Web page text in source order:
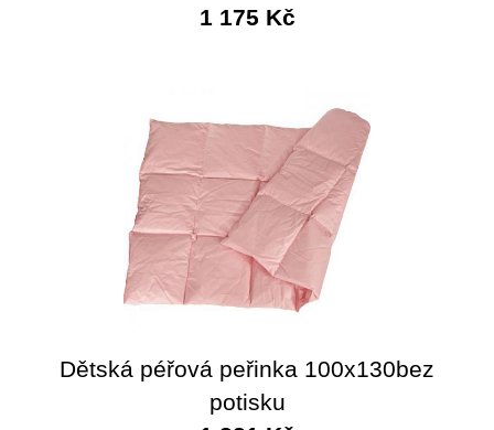
1 175 Kč
Dětská péřová peřinka 100x130bez
potisku